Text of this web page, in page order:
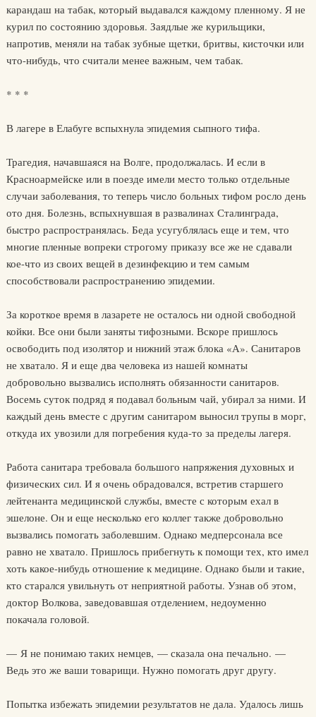
карандаш на табак, который выдавался каждому пленному. Я не
курил по состоянию здоровья. Заядлые же курильщики,
напротив, меняли на табак зубные щетки, бритвы, кисточки или
что-нибудь, что считали менее важным, чем табак.
* * *
В лагере в Елабуге вспыхнула эпидемия сыпного тифа.
Трагедия, начавшаяся на Волге, продолжалась. И если в
Красноармейске или в поезде имели место только отдельные
случаи заболевания, то теперь число больных тифом росло день
ото дня. Болезнь, вспыхнувшая в развалинах Сталинграда,
быстро распространялась. Беда усугублялась еще и тем, что
многие пленные вопреки строгому приказу все же не сдавали
кое-что из своих вещей в дезинфекцию и тем самым
способствовали распространению эпидемии.
За короткое время в лазарете не осталось ни одной свободной
койки. Все они были заняты тифозными. Вскоре пришлось
освободить под изолятор и нижний этаж блока «А». Санитаров
не хватало. Я и еще два человека из нашей комнаты
добровольно вызвались исполнять обязанности санитаров.
Восемь суток подряд я подавал больным чай, убирал за ними. И
каждый день вместе с другим санитаром выносил трупы в морг,
откуда их увозили для погребения куда-то за пределы лагеря.
Работа санитара требовала большого напряжения духовных и
физических сил. И я очень обрадовался, встретив старшего
лейтенанта медицинской службы, вместе с которым ехал в
эшелоне. Он и еще несколько его коллег также добровольно
вызвались помогать заболевшим. Однако медперсонала все
равно не хватало. Пришлось прибегнуть к помощи тех, кто имел
хоть какое-нибудь отношение к медицине. Однако были и такие,
кто старался увильнуть от неприятной работы. Узнав об этом,
доктор Волкова, заведовавшая отделением, недоуменно
покачала головой.
— Я не понимаю таких немцев, — сказала она печально. —
Ведь это же ваши товарищи. Нужно помогать друг другу.
Попытка избежать эпидемии результатов не дала. Удалось лишь